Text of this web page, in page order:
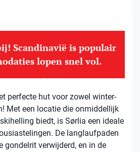
Scandinavië is populair
lopen snel vol.
perfecte hut voor zowel winter-
Met een locatie die onmiddellijk
biedt, is Sørlia een ideale
De langlaufpaden
gondelrit verwijderd, en in de